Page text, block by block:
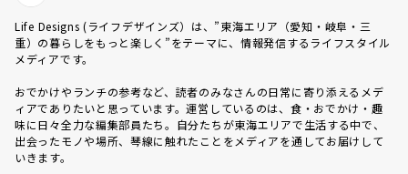
Life Designs (ライフデザインズ）は、”東海エリア（愛知・岐阜・三
重）の暮らしをもっと楽しく”をテーマに、情報発信するライフスタイル
メディアです。
おでかけやランチの参考など、読者のみなさんの日常に寄り添えるメデ
ィアでありたいと思っています。運営しているのは、食・おでかけ・趣
味に日々全力な編集部員たち。自分たちが東海エリアで生活する中で、
出会ったモノや場所、琴線に触れたことをメディアを通してお届けして
いきます。